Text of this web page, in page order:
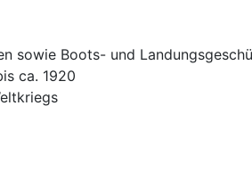
sowie Boots- und
ca. 1920